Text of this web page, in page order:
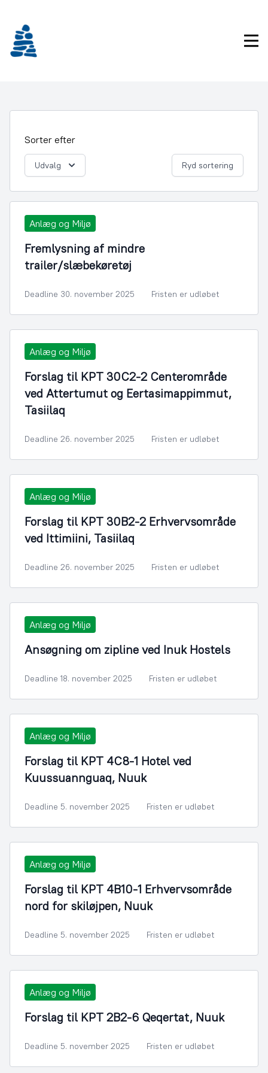
indhold
Sorter efter
Udvalg Ryd sortering
Anlæg og Miljø
Fremlysning af mindre
trailer/slæbekøretøj
Deadline 30. november 2025 Fristen er udløbet
Anlæg og Miljø
Forslag til KPT 30C2-2 Centerområde
ved Attertumut og Eertasimappimmut,
Tasiilaq
Deadline 26. november 2025 Fristen er udløbet
Anlæg og Miljø
Forslag til KPT 30B2-2 Erhvervsområde
ved Ittimiini, Tasiilaq
Deadline 26. november 2025 Fristen er udløbet
Anlæg og Miljø
Ansøgning om zipline ved Inuk Hostels
Deadline 18. november 2025 Fristen er udløbet
Anlæg og Miljø
Forslag til KPT 4C8-1 Hotel ved
Kuussuannguaq, Nuuk
Deadline 5. november 2025 Fristen er udløbet
Anlæg og Miljø
Forslag til KPT 4B10-1 Erhvervsområde
nord for skiløjpen, Nuuk
Deadline 5. november 2025 Fristen er udløbet
Anlæg og Miljø
Forslag til KPT 2B2-6 Qeqertat, Nuuk
Deadline 5. november 2025 Fristen er udløbet